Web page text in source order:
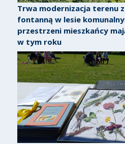
Trwa modernizacja terenu
fontanną w lesie
przestrzeni mieszkańcy
w tym roku